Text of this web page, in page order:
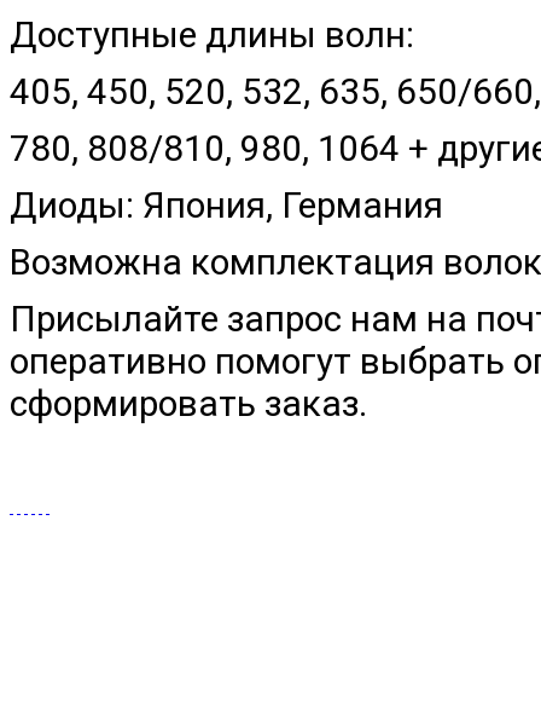
Доступные длины волн:
405, 450, 520, 532, 635, 650/
780, 808/810, 980, 1064 +
Диоды: Япония, Германия
Возможна комплектация
Присылайте запрос нам на
оперативно помогут выбрать
сформировать заказ.